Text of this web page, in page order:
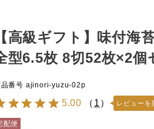
高級ギフト】味付海
型6.5枚 8切52枚×2個
番号 ajinori-yuzu-02p
5.00 （ 1） レビューを
配便